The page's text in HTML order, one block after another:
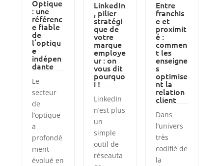
Optique
: une
référenc
e fiable
de
l’optiqu
e
indépen
dante
Le
secteur
de
l’optique
a
profondé
ment
évolué en
LinkedIn
, pilier
stratégi
que de
votre
marque
employe
ur : on
vous dit
pourquo
i !
LinkedIn
n’est plus
un
simple
outil de
réseauta
Entre
franchis
e et
proximit
é :
commen
t les
enseigne
s
optimise
nt la
relation
client
Dans
l’univers
très
codifié de
la